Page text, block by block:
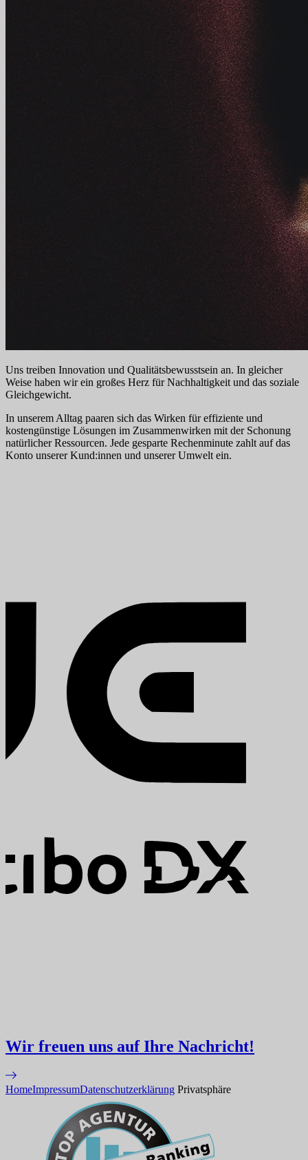
Uns treiben Innovation und Qualitätsbewusstsein an. In gleicher
Weise haben wir ein großes Herz für Nachhaltigkeit und das soziale
Gleichgewicht.
In unserem Alltag paaren sich das Wirken für effiziente und
kostengünstige Lösungen im Zusammenwirken mit der Schonung
natürlicher Ressourcen. Jede gesparte Rechenminute zahlt auf das
Konto unserer Kund:innen und unserer Umwelt ein.
Wir freuen uns auf Ihre Nachricht!
HomeImpressumDatenschutzerklärung Privatsphäre